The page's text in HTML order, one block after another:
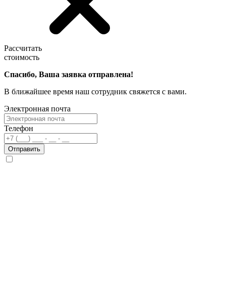
Рассчитать
стоимость
Спасибо, Ваша заявка отправлена!
В ближайшее время наш сотрудник свяжется с вами.
Электронная почта
Телефон
Отправить